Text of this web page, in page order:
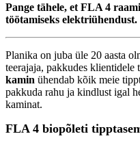
Pange tähele, et FLA 4
töötamiseks elektriühendust.
Planika on juba üle 20 aasta
teerajaja, pakkudes klientidele
kamin ühendab kõik meie
pakkuda rahu ja kindlust igal
kaminat.
FLA 4 biopõleti